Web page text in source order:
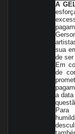
A
sua
de
Em
de
a
Para